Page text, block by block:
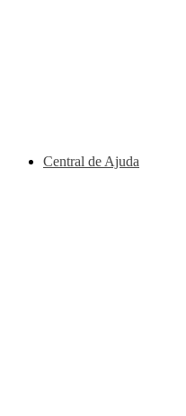
Central de Ajuda